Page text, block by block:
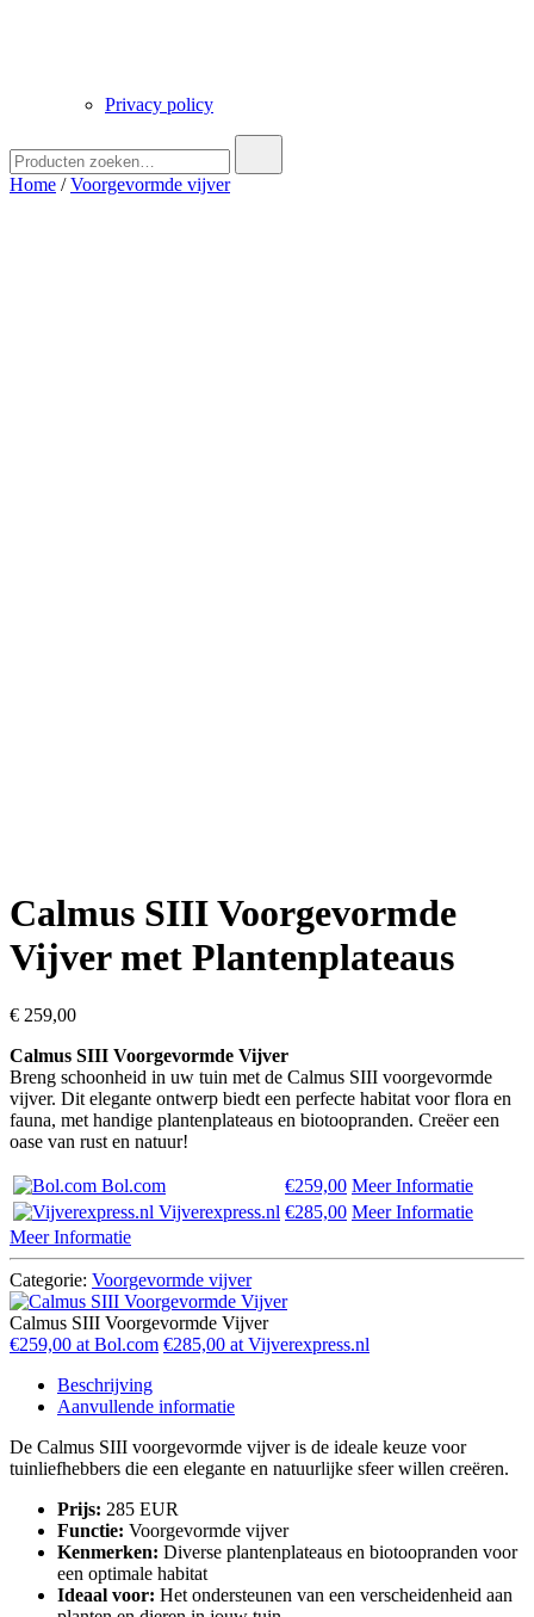
Privacy policy
naar:
Home /Voorgevormde vijver
Calmus SIII Voorgevormde
Vijver met Plantenplateaus
€ 259,00
Calmus SIII Voorgevormde Vijver
Breng schoonheid in uw tuin met de Calmus SIII voorgevormde
vijver. Dit elegante ontwerp biedt een perfecte habitat voor flora en
fauna, met handige plantenplateaus en biotoopranden. Creëer een
oase van rust en natuur!
Bol.com €259,00 Meer Informatie
Vijverexpress.nl €285,00 Meer Informatie
Meer Informatie
Categorie: Voorgevormde vijver
Calmus SIII Voorgevormde Vijver
€259,00 at Bol.com €285,00 at Vijverexpress.nl
Beschrijving
Aanvullende informatie
De Calmus SIII voorgevormde vijver is de ideale keuze voor
tuinliefhebbers die een elegante en natuurlijke sfeer willen creëren.
Prijs: 285 EUR
Functie: Voorgevormde vijver
Kenmerken: Diverse plantenplateaus en biotoopranden voor
een optimale habitat
Ideaal voor: Het ondersteunen van een verscheidenheid aan